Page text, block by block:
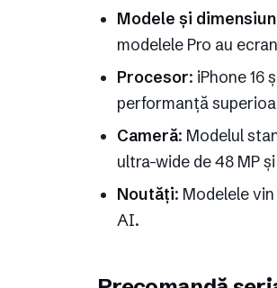
Modele și
modelele Pro au
Procesor: iPhone 16
performanță
Cameră: Modelul
ultra-wide de 48 MP
Noutăți: Modelele
AI.